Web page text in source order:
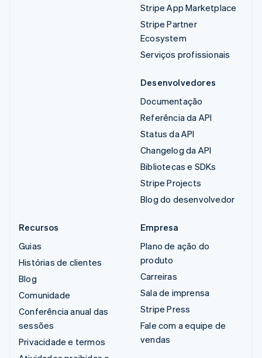
Stripe App Marketplace
Stripe Partner
Ecosystem
Serviços profissionais
Desenvolvedores
Documentação
Referência da API
Status da API
Changelog da API
Bibliotecas e SDKs
Stripe Projects
Blog do desenvolvedor
Recursos
Guias
Histórias de clientes
Blog
Comunidade
Conferência anual das
sessões
Privacidade e termos
Empresa
Plano de ação do
produto
Carreiras
Sala de imprensa
Stripe Press
Fale com a equipe de
vendas